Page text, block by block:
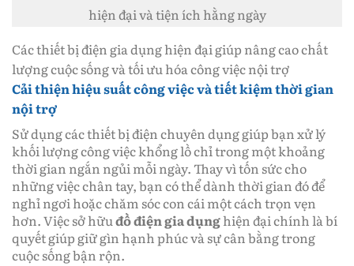
hiện đại và tiện ích hằng ngày
Các thiết bị điện gia dụng hiện đại giúp nâng cao chất
lượng cuộc sống và tối ưu hóa công việc nội trợ
Cải thiện hiệu suất công việc và tiết kiệm thời gian
nội trợ
Sử dụng các thiết bị điện chuyên dụng giúp bạn xử lý
khối lượng công việc khổng lồ chỉ trong một khoảng
thời gian ngắn ngủi mỗi ngày. Thay vì tốn sức cho
những việc chân tay, bạn có thể dành thời gian đó để
nghỉ ngơi hoặc chăm sóc con cái một cách trọn vẹn
hơn. Việc sở hữuđồ điện gia dụnghiện đại chính là bí
quyết giúp giữ gìn hạnh phúc và sự cân bằng trong
cuộc sống bận rộn.